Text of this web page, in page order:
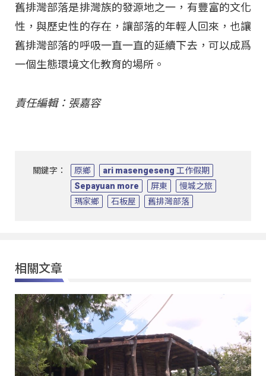
舊排灣部落是排灣族的發源地之一，有豐富的文化
性，與歷史性的存在，讓部落的年輕人回來，也讓
舊排灣部落的呼吸一直一直的延續下去，可以成爲
一個生態環境文化教育的場所。
責任編輯：張嘉容
關鍵字： 原鄉
ari masengeseng 工作假期
Sepayuan more
屏東
慢城之旅
瑪家鄉
石板屋 舊排灣部落
相關文章